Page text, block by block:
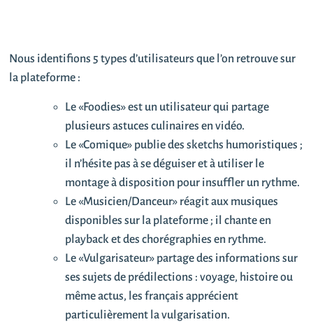
Nous identifions 5 types d’utilisateurs que l’on retrouve sur
la plateforme :
Le «Foodies» est un utilisateur qui partage
plusieurs astuces culinaires en vidéo.
Le «Comique» publie des sketchs humoristiques ;
il n’hésite pas à se déguiser et à utiliser le
montage à disposition pour insuffler un rythme.
Le «Musicien/Danceur» réagit aux musiques
disponibles sur la plateforme ; il chante en
playback et des chorégraphies en rythme.
Le «Vulgarisateur» partage des informations sur
ses sujets de prédilections : voyage, histoire ou
même actus, les français apprécient
particulièrement la vulgarisation.